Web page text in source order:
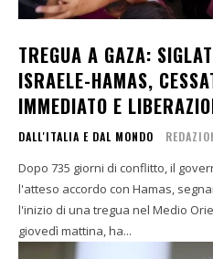
TREGUA A GAZA:
ISRAELE-HAMAS,
IMMEDIATO E
DALL'ITALIA E DAL MONDO
Dopo 735 giorni di conflitto, il
l'atteso accordo con Hamas,
l'inizio di una tregua nel Medio Oriente. L'intesa, siglata
giovedì mattina, ha...